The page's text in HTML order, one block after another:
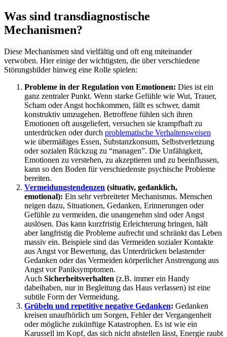
Was sind transdiagnostische
Mechanismen?
Diese Mechanismen sind vielfältig und oft eng miteinander
verwoben. Hier einige der wichtigsten, die über verschiedene
Störungsbilder hinweg eine Rolle spielen:
Probleme in der Regulation von Emotionen: Dies ist ein
ganz zentraler Punkt. Wenn starke Gefühle wie Wut, Trauer,
Scham oder Angst hochkommen, fällt es schwer, damit
konstruktiv umzugehen. Betroffene fühlen sich ihren
Emotionen oft ausgeliefert, versuchen sie krampfhaft zu
unterdrücken oder durch problematische Verhaltensweisen
wie übermäßiges Essen, Substanzkonsum, Selbstverletzung
oder sozialen Rückzug zu “managen”. Die Unfähigkeit,
Emotionen zu verstehen, zu akzeptieren und zu beeinflussen,
kann so den Boden für verschiedenste psychische Probleme
bereiten.
Vermeidungstendenzen (situativ, gedanklich,
emotional): Ein sehr verbreiteter Mechanismus. Menschen
neigen dazu, Situationen, Gedanken, Erinnerungen oder
Gefühle zu vermeiden, die unangenehm sind oder Angst
auslösen. Das kann kurzfristig Erleichterung bringen, hält
aber langfristig die Probleme aufrecht und schränkt das Leben
massiv ein. Beispiele sind das Vermeiden sozialer Kontakte
aus Angst vor Bewertung, das Unterdrücken belastender
Gedanken oder das Vermeiden körperlicher Anstrengung aus
Angst vor Paniksymptomen.
Auch Sicherheitsverhalten (z.B. immer ein Handy
dabeihaben, nur in Begleitung das Haus verlassen) ist eine
subtile Form der Vermeidung.
Grübeln und repetitive negative Gedanken: Gedanken
kreisen unaufhörlich um Sorgen, Fehler der Vergangenheit
oder mögliche zukünftige Katastrophen. Es ist wie ein
Karussell im Kopf, das sich nicht abstellen lässt, Energie raubt